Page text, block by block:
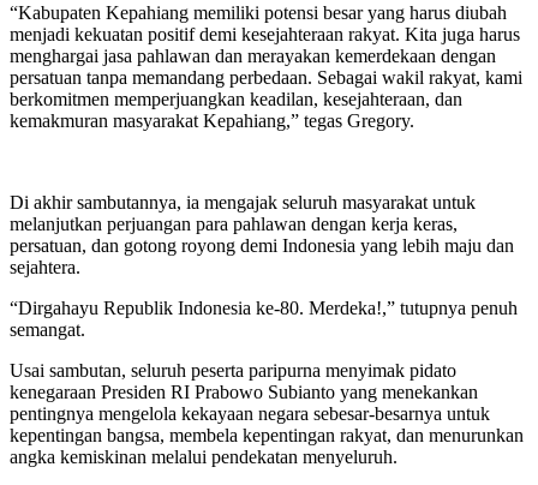
“Kabupaten Kepahiang memiliki potensi besar yang harus diubah
menjadi kekuatan positif demi kesejahteraan rakyat. Kita juga harus
menghargai jasa pahlawan dan merayakan kemerdekaan dengan
persatuan tanpa memandang perbedaan. Sebagai wakil rakyat, kami
berkomitmen memperjuangkan keadilan, kesejahteraan, dan
kemakmuran masyarakat Kepahiang,” tegas Gregory.
Di akhir sambutannya, ia mengajak seluruh masyarakat untuk
melanjutkan perjuangan para pahlawan dengan kerja keras,
persatuan, dan gotong royong demi Indonesia yang lebih maju dan
sejahtera.
“Dirgahayu Republik Indonesia ke-80. Merdeka!,” tutupnya penuh
semangat.
Usai sambutan, seluruh peserta paripurna menyimak pidato
kenegaraan Presiden RI Prabowo Subianto yang menekankan
pentingnya mengelola kekayaan negara sebesar-besarnya untuk
kepentingan bangsa, membela kepentingan rakyat, dan menurunkan
angka kemiskinan melalui pendekatan menyeluruh.